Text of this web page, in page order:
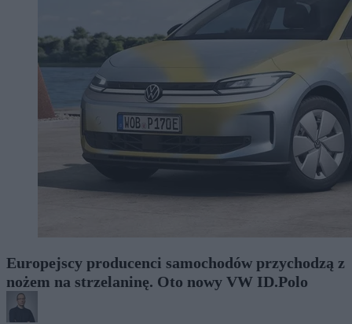
Europejscy producenci samochodów przychodzą z
nożem na strzelaninę. Oto nowy VW ID.Polo